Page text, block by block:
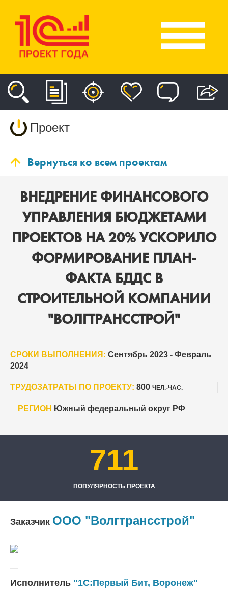
Проект
Вернуться ко всем проектам
ВНЕДРЕНИЕ ФИНАНСОВОГО
УПРАВЛЕНИЯ БЮДЖЕТАМИ
ПРОЕКТОВ НА 20% УСКОРИЛО
ФОРМИРОВАНИЕ ПЛАН-
ФАКТА БДДС В
СТРОИТЕЛЬНОЙ КОМПАНИИ
"ВОЛГТРАНССТРОЙ"
СРОКИ ВЫПОЛНЕНИЯ: Сентябрь 2023 - Февраль
2024
ТРУДОЗАТРАТЫ ПО ПРОЕКТУ: 800 ЧЕЛ.-ЧАС.
РЕГИОН Южный федеральный округ РФ
711
ПОПУЛЯРНОСТЬ ПРОЕКТА
Заказчик ООО "Волгтрансстрой"
Исполнитель "1С:Первый Бит, Воронеж"